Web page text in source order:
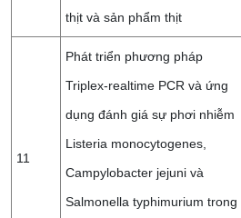
thịt và sản phẩm thịt
11
Phát triển phương pháp
Triplex-realtime PCR và ứng
dụng đánh giá sự phơi nhiễm
Listeria monocytogenes,
Campylobacter jejuni và
Salmonella typhimurium trong